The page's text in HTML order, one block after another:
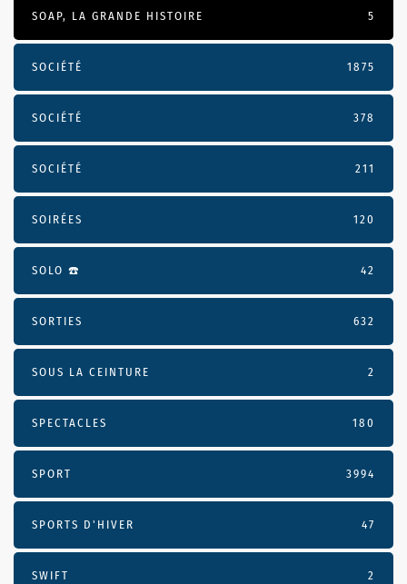
SOAP, LA GRANDE HISTOIRE 5
SOCIÉTÉ 1875
SOCIÉTÉ 378
SOCIÉTÉ 211
SOIRÉES 120
SOLO ☎️ 42
SORTIES 632
SOUS LA CEINTURE 2
SPECTACLES 180
SPORT 3994
SPORTS D'HIVER 47
SWIFT 2